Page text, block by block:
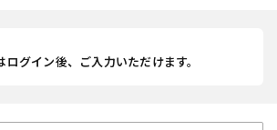
ログイン後、ご入力いただけます。